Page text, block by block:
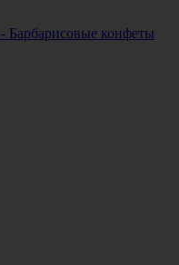
Барбарисовые конфеты